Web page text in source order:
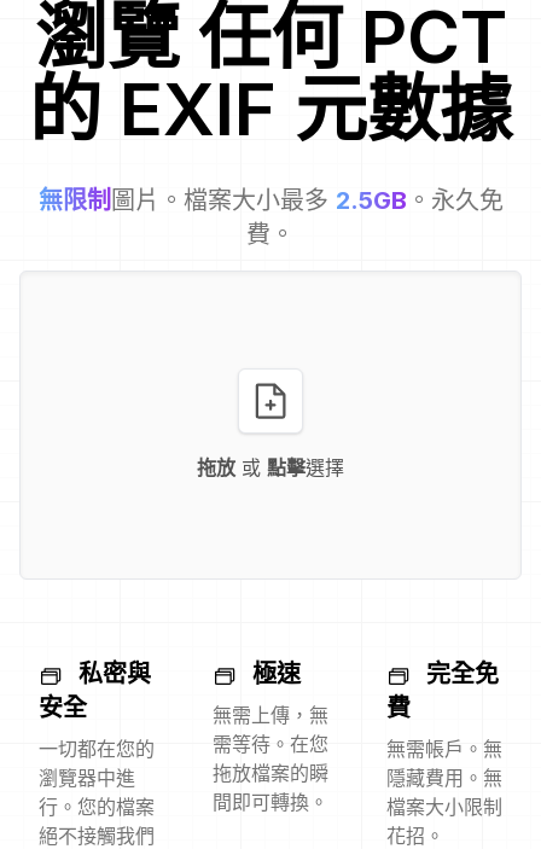
瀏覽 任何 PCT
的 EXIF 元數據
無限制 圖片。檔案大小最多 2.5GB 。永久免
費。
拖放 或 點擊選擇
私密與
安全
一切都在您的
瀏覽器中進
行。您的檔案
絕不接觸我們
極速
無需上傳，無
需等待。在您
拖放檔案的瞬
間即可轉換。
完全免
費
無需帳戶。無
隱藏費用。無
檔案大小限制
花招。